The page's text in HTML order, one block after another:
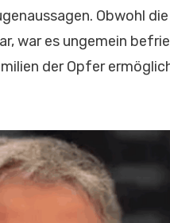
Obwohl
war es ungemein
der Opfer